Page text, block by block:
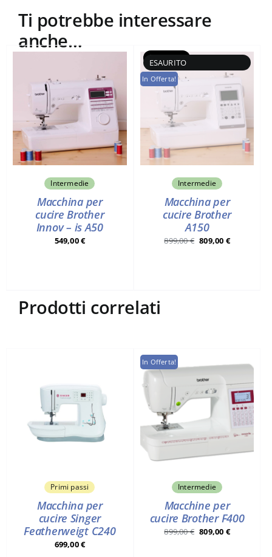
Ti potrebbe interessare
anche…
Intermedie
Macchina per
cucire Brother
Innov – is A50
549,00€
Esaurito
In Offerta!
Intermedie
Macchina per
cucire Brother
A150
899,00€ Il
809,00 €Il
Prodotti correlati
Primi passi
Macchina per
cucire Singer
Featherweigt C240
699,00€
In Offerta!
Intermedie
Macchine per
cucire Brother F400
899,00€ Il
809,00 €Il